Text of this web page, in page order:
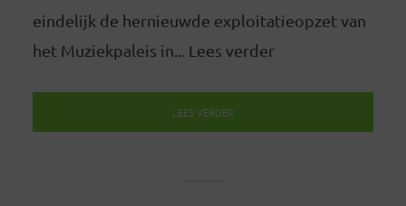
eindelijk de hernieuwde exploitatieopzet van
het Muziekpaleis in... Lees verder
LEES VERDER